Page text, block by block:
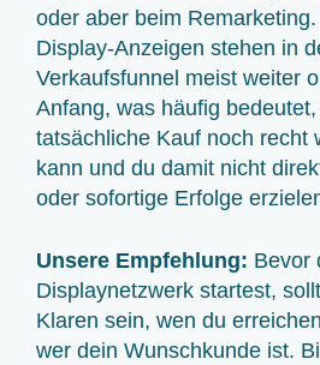
oder aber beim
Display-Anzeigen stehen in
Verkaufsfunnel meist weiter
Anfang, was häufig
tatsächliche Kauf noch recht
kann und du damit nicht
oder sofortige Erfolge
Unsere Empfehlung: Bevor
Displaynetzwerk startest,
Klaren sein, wen du
wer dein Wunschkunde ist.